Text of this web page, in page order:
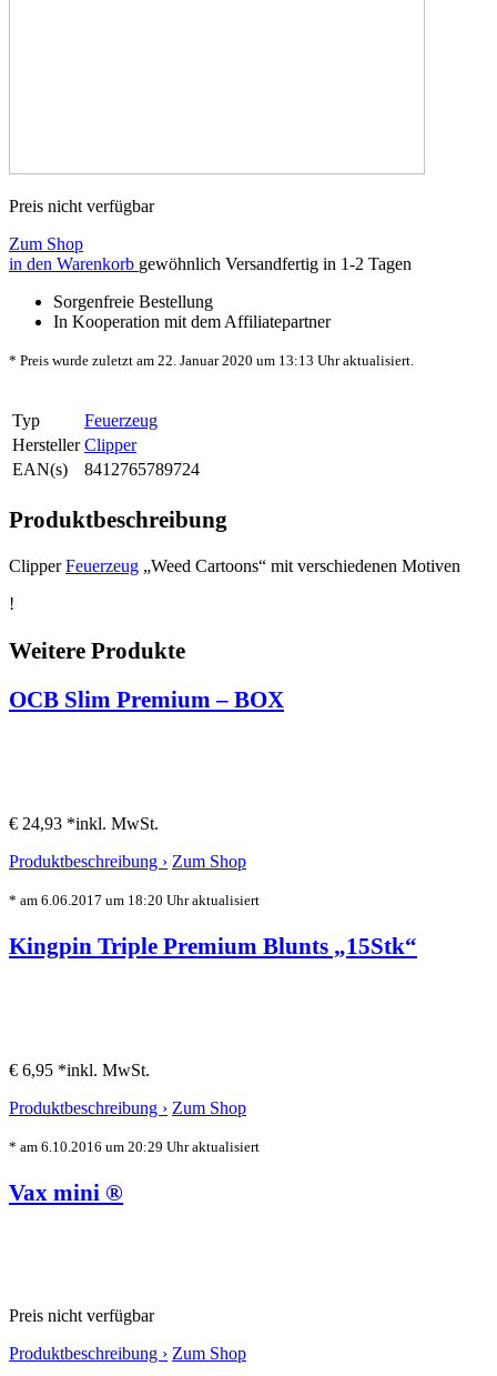
Preis nicht verfügbar
Zum Shop
in den Warenkorb gewöhnlich Versandfertig in 1-2 Tagen
Sorgenfreie Bestellung
In Kooperation mit dem Affiliatepartner
* Preis wurde zuletzt am 22. Januar 2020 um 13:13 Uhr aktualisiert.
Typ
Feuerzeug
Hersteller Clipper
EAN(s)
8412765789724
Produktbeschreibung
ClipperFeuerzeug „Weed Cartoons“ mit verschiedenen Motiven
!
Weitere Produkte
OCB Slim Premium – BOX
€ 24,93 *inkl. MwSt.
Produktbeschreibung › Zum Shop
* am 6.06.2017 um 18:20 Uhr aktualisiert
Kingpin Triple Premium Blunts „15Stk“
€ 6,95 *inkl. MwSt.
Produktbeschreibung › Zum Shop
* am 6.10.2016 um 20:29 Uhr aktualisiert
Vax mini ®
Preis nicht verfügbar
Produktbeschreibung › Zum Shop